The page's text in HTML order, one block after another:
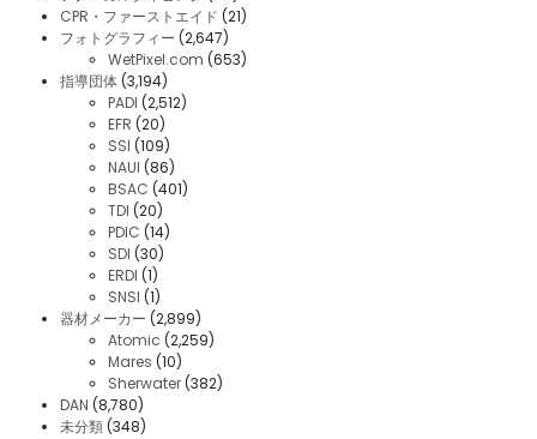
CPR・ファーストエイド (21)
フォトグラフィー (2,647)
WetPixel.com (653)
指導団体 (3,194)
PADI (2,512)
EFR (20)
SSI (109)
NAUI (86)
BSAC (401)
TDI (20)
PDIC (14)
SDI (30)
ERDI (1)
SNSI (1)
器材メーカー (2,899)
Atomic (2,259)
Mares (10)
Sherwater (382)
DAN (8,780)
未分類 (348)